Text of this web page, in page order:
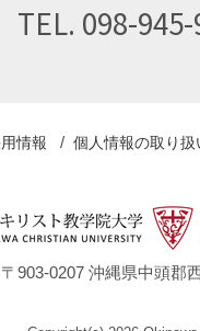
TEL. 098-
情報 個人情報の取り扱
〒903-0207 沖縄県中頭郡